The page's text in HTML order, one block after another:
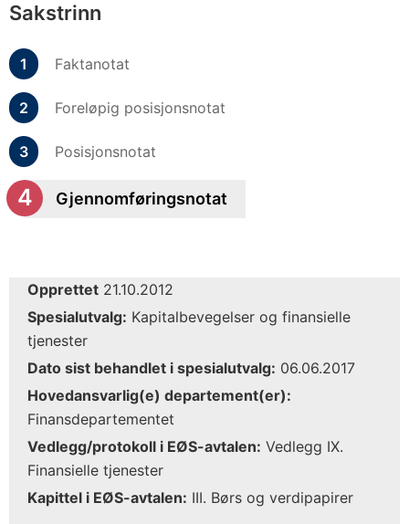
Sakstrinn
Faktanotat
Foreløpig posisjonsnotat
Posisjonsnotat
Gjennomføringsnotat
Opprettet 21.10.2012
Spesialutvalg: Kapitalbevegelser og finansielle
tjenester
Dato sist behandlet i spesialutvalg: 06.06.2017
Hovedansvarlig(e) departement(er):
Finansdepartementet
Vedlegg/protokoll i EØS-avtalen: Vedlegg IX.
Finansielle tjenester
Kapittel i EØS-avtalen: III. Børs og verdipapirer